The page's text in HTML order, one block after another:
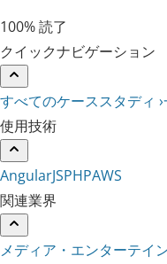
100% 読了
クイックナビゲーション
すべてのケーススタディ ›
使用技術
AngularJSPHPAWS
関連業界
メディア・エンターテイ